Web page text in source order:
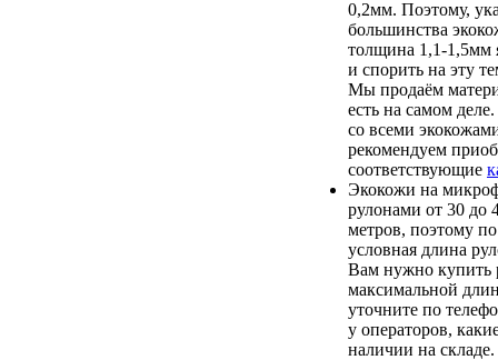
0,2мм. Поэтому,
большинства
толщина 1,1-1,5мм
и спорить на эту
Мы продаём
есть на самом
со всеми
рекомендуем
соответствующие
Экокожи на
рулонами от 30 до
метров, поэтому
условная длина
Вам нужно купить
максимальной
уточните по
у операторов,
наличии на складе.